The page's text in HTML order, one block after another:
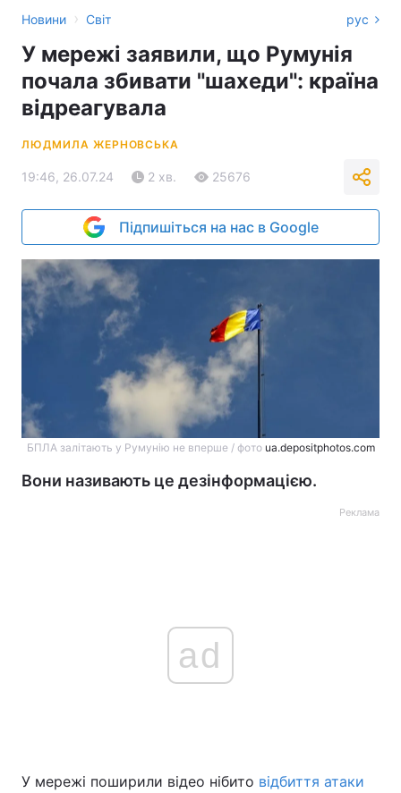
Новини › Світ рус
У мережі заявили, що Румунія
почала збивати "шахеди": країна
відреагувала
ЛЮДМИЛА ЖЕРНОВСЬКА
19:46, 26.07.24 2 хв. 25676
Підпишіться на нас в Google
БПЛА залітають у Румунію не вперше / фото ua.depositphotos.com
Вони називають це дезінформацією.
Реклама
ad
У мережі поширили відео нібито відбиття атаки